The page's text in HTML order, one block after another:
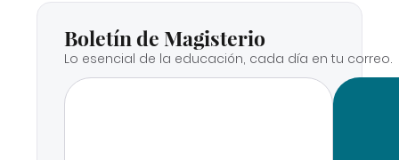
Boletín de Magisterio
Lo esencial de la educación, cada día en tu correo.